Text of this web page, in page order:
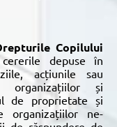
Copilului
depuse în
acțiunile sau
organizațiilor și
de proprietate și
organizațiilor ne-